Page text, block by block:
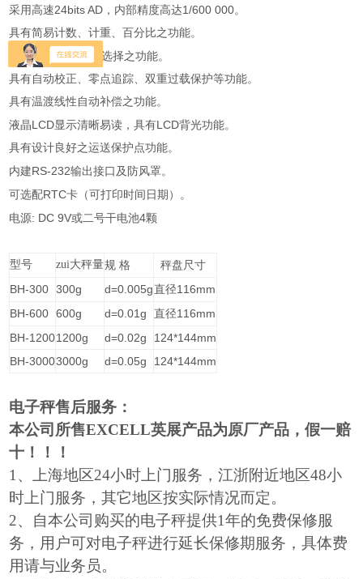
采用高速24bits AD ，内部精度高达1/600 000。
具有简易计数、计重、百分比之功能。
具有13
种称重单位选择之功能。
具有自动校正、零点追踪、双重过载保护等功能。
具有温渡线性自动补偿之功能。
液晶LCD显示清晰易读，具有LCD背光功能。
具有设计良好之运送保护点功能。
内建RS-232输出接口及防风罩。
可选配RTC卡（可打印时间日期）。
电源: DC 9V或二号干电池4颗
型号 zui大秤量规 格 秤盘尺寸
BH-300 300g d=0.005g直径116mm
BH-600 600g d=0.01g 直径116mm
BH-12001200g d=0.02g
124*144mm
BH-30003000g d=0.05g 124*144mm
电子秤售后服务：
本公司所售EXCELL英展产品为原厂产品，假一赔
十！！！
1 、上海地区24小时上门服务，江浙附近地区48小
时上门服务，其它地区按实际情况而定。
2、自本公司购买的电子秤提供1年的免费保修服
务，用户可对电子秤进行延长保修期服务，具体费
用请与业务员。